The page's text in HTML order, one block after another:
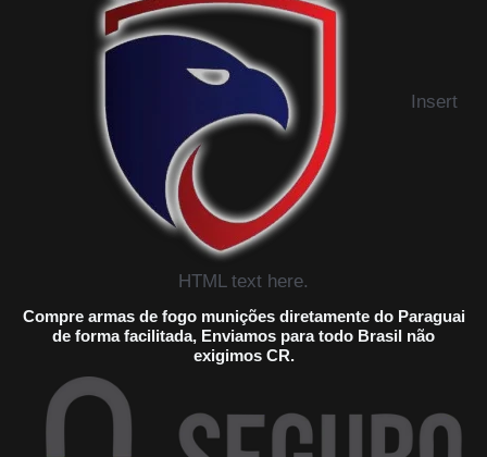
Insert
HTML text here.
Compre armas de fogo munições diretamente do Paraguai
de forma facilitada, Enviamos para todo Brasil não
exigimos CR.